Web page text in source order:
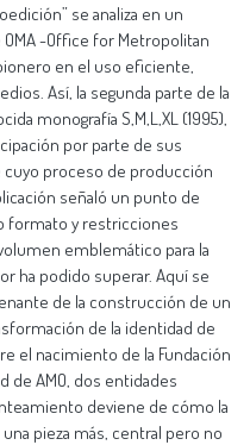
se analiza en un
-Office for Metropolitan
en el uso eficiente,
Así, la segunda parte de la
monografía S,M,L,XL (1995),
por parte de sus
cuyo proceso de producción
señaló un punto de
formato y restricciones
emblemático para la
ha podido superar. Aquí se
de la construcción de un
de la identidad de
el nacimiento de la Fundación
de AMO, dos entidades
deviene de cómo la
pieza más, central pero no